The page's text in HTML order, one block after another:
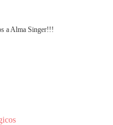
a Alma Singer!!!